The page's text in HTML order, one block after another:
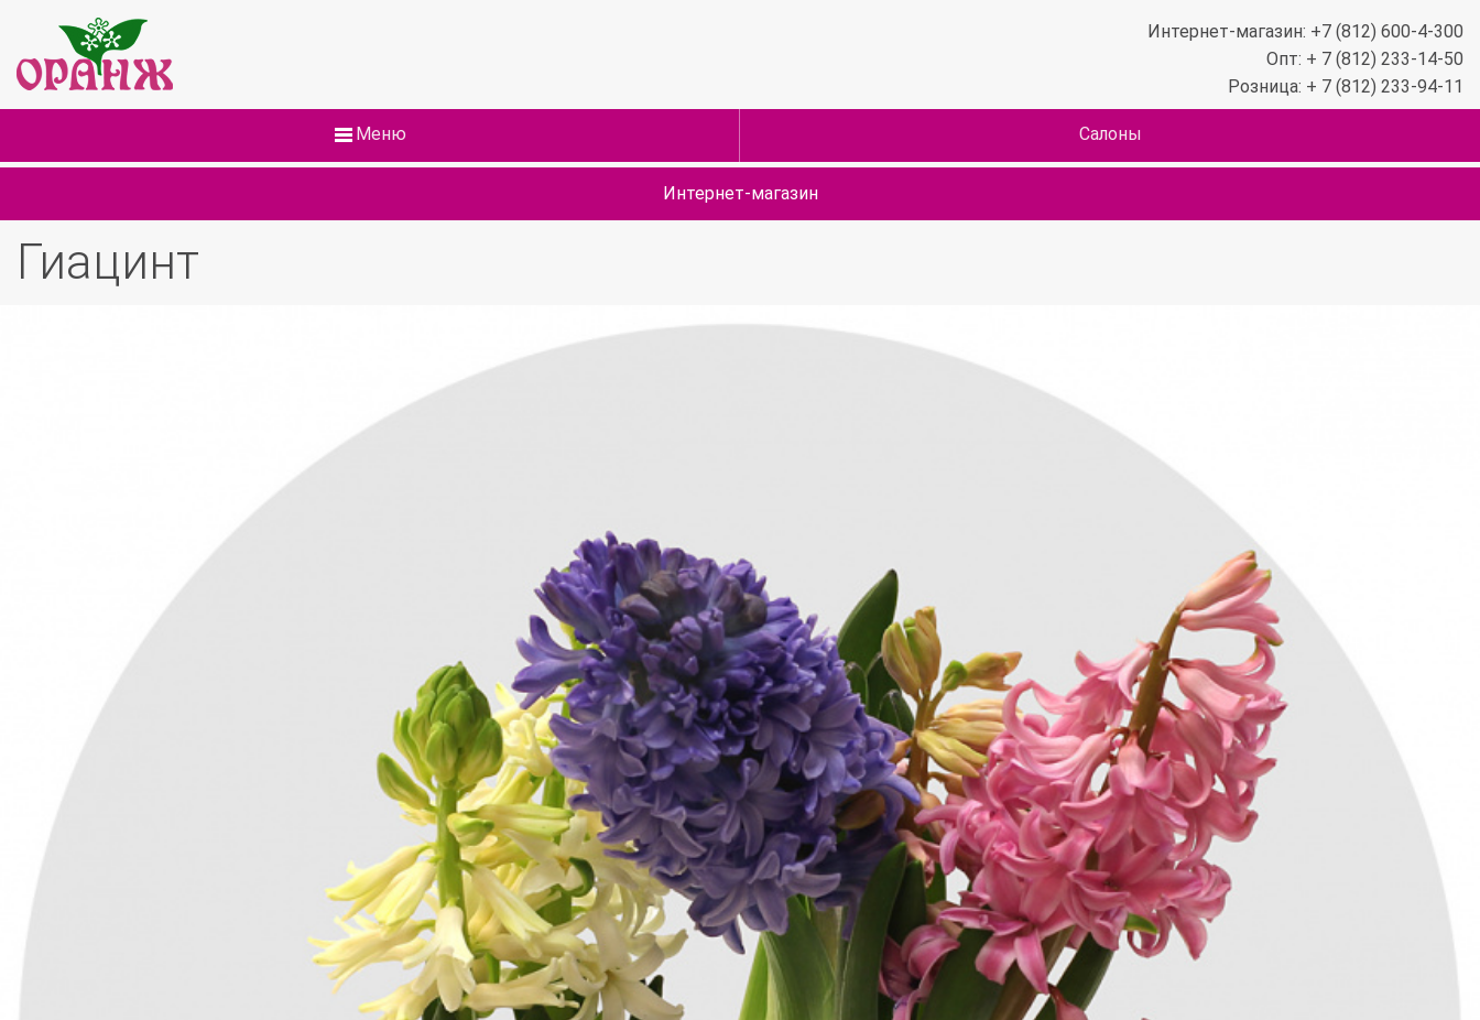
Интернет-магазин: +7 (812) 600-4-300
Опт: + 7 (812) 233-14-50
Розница: + 7 (812) 233-94-11
Меню Салоны
Интернет-магазин
Гиацинт